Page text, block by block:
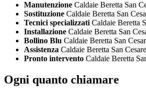
Manutenzione Caldaie Beretta San
Sostituzione Caldaie Beretta San
Tecnici specializzati Caldaie Beretta
Installazione Caldaie Beretta San
Bollino Blu Caldaie Beretta San
Assistenza Caldaie Beretta San
Pronto intervento Caldaie Beretta
Ogni quanto chiamare